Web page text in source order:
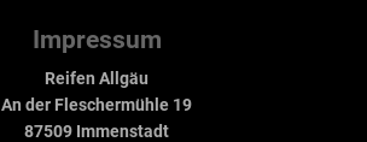
Impressum
Reifen Allgäu
An der Fleschermühle 19
87509 Immenstadt